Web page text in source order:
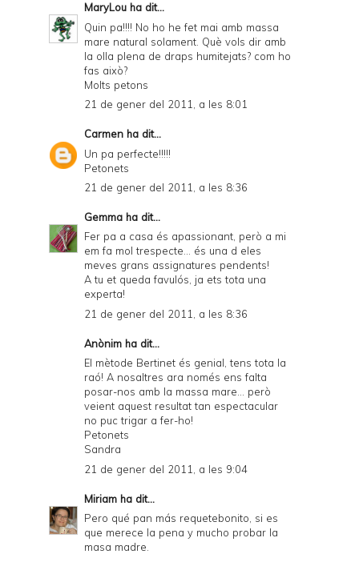
MaryLou ha dit...
Quin pa!!!! No ho he fet mai amb massa
mare natural solament. Què vols dir amb
la olla plena de draps humitejats? com ho
fas això?
Molts petons
21 de gener del 2011, a les 8:01
Carmen ha dit...
Un pa perfecte!!!!!
Petonets
21 de gener del 2011, a les 8:36
Gemma ha dit...
Fer pa a casa és apassionant, però a mi
em fa mol trespecte... és una d eles
meves grans assignatures pendents!
A tu et queda favulós, ja ets tota una
experta!
21 de gener del 2011, a les 8:36
Anònim ha dit...
El mètode Bertinet és genial, tens tota la
raó! A nosaltres ara només ens falta
posar-nos amb la massa mare... però
veient aquest resultat tan espectacular
no puc trigar a fer-ho!
Petonets
Sandra
21 de gener del 2011, a les 9:04
Miriam ha dit...
Pero qué pan más requetebonito, si es
que merece la pena y mucho probar la
masa madre.